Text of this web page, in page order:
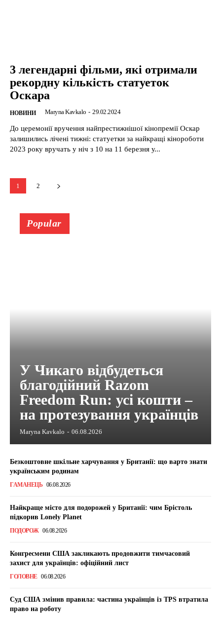
3 легендарні фільми, які отримали
рекордну кількість статуеток
Оскара
НОВИНИ Maryna Kavkalo - 29.02.2024
До церемонії вручення найпрестижнішої кінопремії Оскар
залишились лічені тижні: статуетки за найкращі кінороботи
2023 року вручать у ніч з 10 на 11 березня у...
1 2
Popular
У Чикаго відбудеться
благодійний Razom
Freedom Run: усі кошти –
на протезування українців
Maryna Kavkalo - 06.08.2026
Безкоштовне шкільне харчування у Британії: що варто знати
українським родинам
ГАМАНЕЦЬ 06.08.2026
Найкраще місто для подорожей у Британії: чим Брістоль
підкорив Lonely Planet
ПОДОРОЖ 06.08.2026
Конгресмени США закликають продовжити тимчасовий
захист для українців: офіційний лист
ГОЛОВНЕ 06.08.2026
Суд США змінив правила: частина українців із TPS втратила
право на роботу